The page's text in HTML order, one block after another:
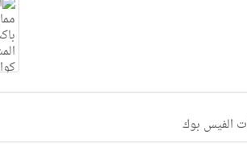
الفيس بوك